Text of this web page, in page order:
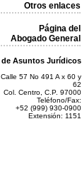
Otros enlaces
Página del
Abogado General
de Asuntos Jurídicos
Calle 57 No 491 A x 60 y
62
Col. Centro, C.P. 97000
Teléfono/Fax:
+52 (999) 930-0900
Extensión: 1151